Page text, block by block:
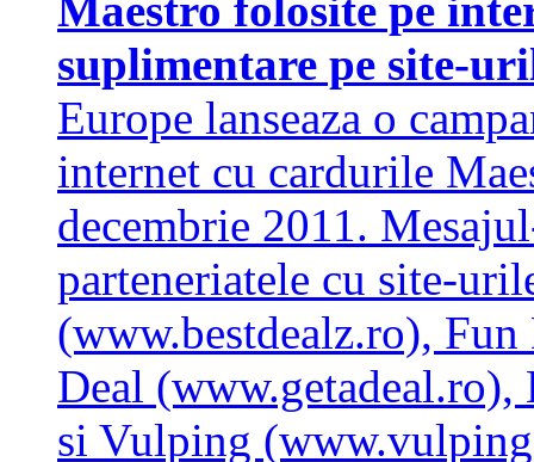
suplimentare pe site-
Europe lanseaza o
internet cu cardurile
decembrie 2011.
parteneriatele cu site-
(www.bestdealz.ro),
Deal
si Vulping